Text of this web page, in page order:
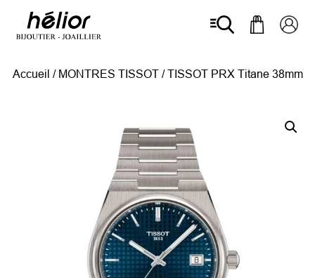
Accueil / MONTRES TISSOT/ TISSOT PRX Titane 38mm